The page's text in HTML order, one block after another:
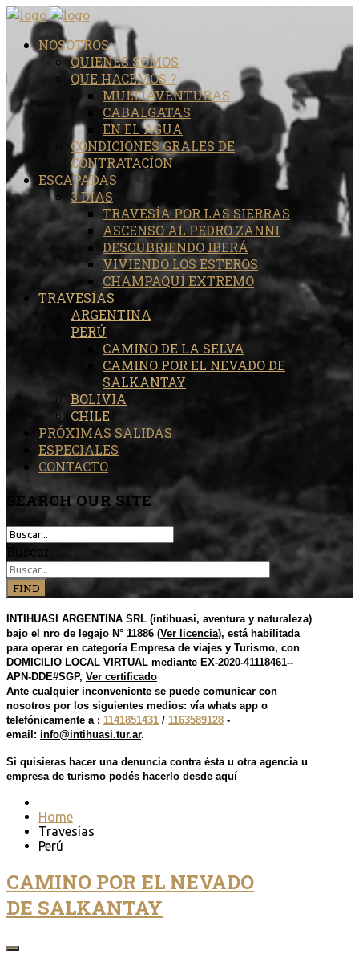
NOSOTROS
QUIENES SOMOS
QUE HACEMOS ?
MULTIAVENTURAS
CABALGATAS
EN EL AGUA
CONDICIONES GRALES DE
CONTRATACÍON
ESCAPADAS
3 DÍAS
TRAVESÍA POR LAS SIERRAS
ASCENSO AL PEDRO ZANNI
DESCUBRIENDO IBERÁ
VIVIENDO LOS ESTEROS
CHAMPAQUÍ EXTREMO
TRAVESÍAS
ARGENTINA
PERÚ
CAMINO DE LA SELVA
CAMINO POR EL NEVADO DE
SALKANTAY
BOLIVIA
CHILE
PRÓXIMAS SALIDAS
ESPECIALES
CONTACTO
SEARCHOUR SITE
Buscar...
FIND
INTIHUASI ARGENTINA SRL (intihuasi, aventura y naturaleza)
bajo el nro de legajo N° 11886 (Ver licencia), está habilitada
para operar en categoría Empresa de viajes y Turismo, con
DOMICILIO LOCAL VIRTUAL mediante EX-2020-41118461--
APN-DDE#SGP, Ver certificado
Ante cualquier inconveniente se puede comunicar con
nosotros por los siguientes medios: vía whats app o
telefónicamente a : 1141851431 / 1163589128 -
email: info@intihuasi.tur.ar.
Si quisieras hacer una denuncia contra ésta u otra agencia u
empresa de turismo podés hacerlo desde aquí
Home
Travesías
Perú
CAMINO POR EL NEVADO
DE SALKANTAY